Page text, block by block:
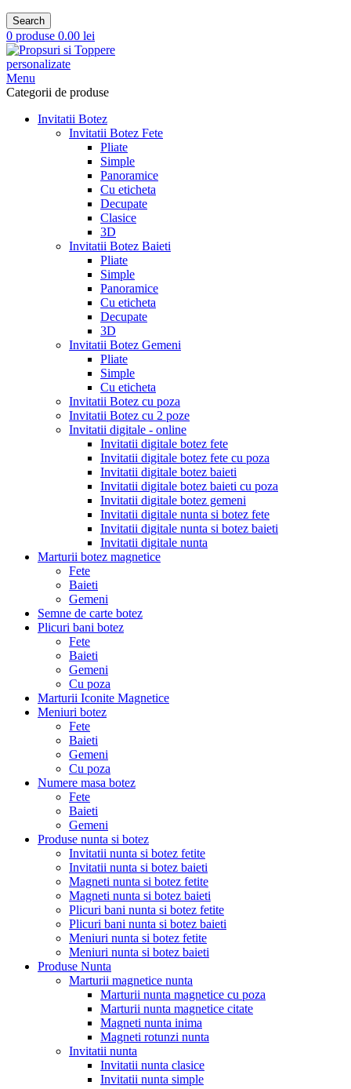
Search
0 produse 0.00 lei
Menu
Categorii de produse
Invitatii Botez
Invitatii Botez Fete
Pliate
Simple
Panoramice
Cu eticheta
Decupate
Clasice
3D
Invitatii Botez Baieti
Pliate
Simple
Panoramice
Cu eticheta
Decupate
3D
Invitatii Botez Gemeni
Pliate
Simple
Cu eticheta
Invitatii Botez cu poza
Invitatii Botez cu 2 poze
Invitatii digitale - online
Invitatii digitale botez fete
Invitatii digitale botez fete cu poza
Invitatii digitale botez baieti
Invitatii digitale botez baieti cu poza
Invitatii digitale botez gemeni
Invitatii digitale nunta si botez fete
Invitatii digitale nunta si botez baieti
Invitatii digitale nunta
Marturii botez magnetice
Fete
Baieti
Gemeni
Semne de carte botez
Plicuri bani botez
Fete
Baieti
Gemeni
Cu poza
Marturii Iconite Magnetice
Meniuri botez
Fete
Baieti
Gemeni
Cu poza
Numere masa botez
Fete
Baieti
Gemeni
Produse nunta si botez
Invitatii nunta si botez fetite
Invitatii nunta si botez baieti
Magneti nunta si botez fetite
Magneti nunta si botez baieti
Plicuri bani nunta si botez fetite
Plicuri bani nunta si botez baieti
Meniuri nunta si botez fetite
Meniuri nunta si botez baieti
Produse Nunta
Marturii magnetice nunta
Marturii nunta magnetice cu poza
Marturii nunta magnetice citate
Magneti nunta inima
Magneti rotunzi nunta
Invitatii nunta
Invitatii nunta clasice
Invitatii nunta simple